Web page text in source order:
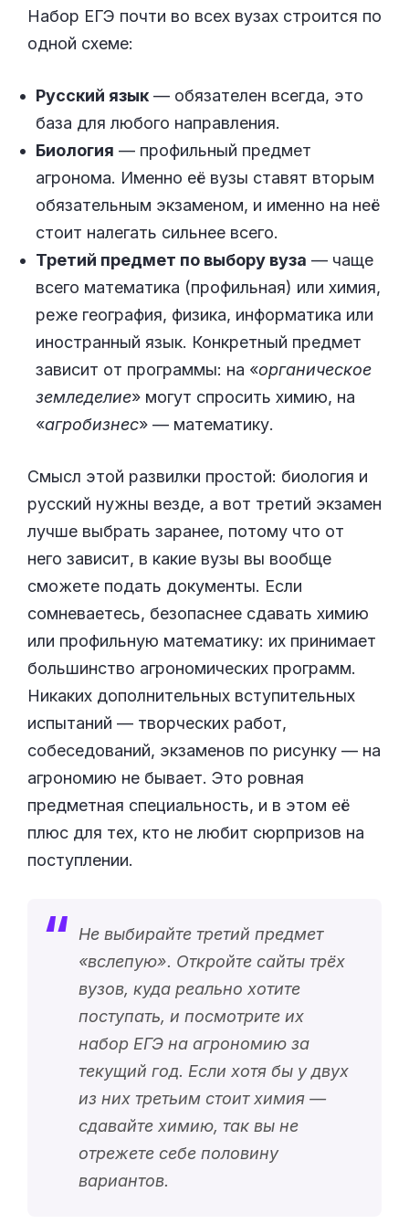
Набор ЕГЭ почти во всех вузах строится по
одной схеме:
Русский язык — обязателен всегда, это
база для любого направления.
Биология — профильный предмет
агронома. Именно её вузы ставят вторым
обязательным экзаменом, и именно на неё
стоит налегать сильнее всего.
Третий предмет по выбору вуза — чаще
всего математика (профильная) или химия,
реже география, физика, информатика или
иностранный язык. Конкретный предмет
зависит от программы: на «органическое
земледелие» могут спросить химию, на
«агробизнес» — математику.
Смысл этой развилки простой: биология и
русский нужны везде, а вот третий экзамен
лучше выбрать заранее, потому что от
него зависит, в какие вузы вы вообще
сможете подать документы. Если
сомневаетесь, безопаснее сдавать химию
или профильную математику: их принимает
большинство агрономических программ.
Никаких дополнительных вступительных
испытаний — творческих работ,
собеседований, экзаменов по рисунку — на
агрономию не бывает. Это ровная
предметная специальность, и в этом её
плюс для тех, кто не любит сюрпризов на
поступлении.
Не выбирайте третий предмет
«вслепую». Откройте сайты трёх
вузов, куда реально хотите
поступать, и посмотрите их
набор ЕГЭ на агрономию за
текущий год. Если хотя бы у двух
из них третьим стоит химия —
сдавайте химию, так вы не
отрежете себе половину
вариантов.